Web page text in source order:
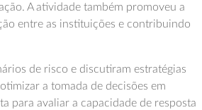
A atividade também promoveu a
entre as instituições e contribuindo
de risco e discutiram estratégias
a tomada de decisões em
para avaliar a capacidade de resposta